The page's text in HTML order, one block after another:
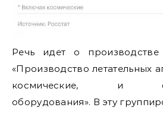
Речь идет о
«Производство летательных
космические, и
оборудования». В эту